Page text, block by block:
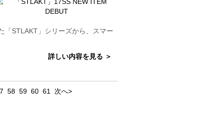
「STLAKT」シリーズから、スマー
詳しい内容を見る ＞
58 59 60 61 次へ>